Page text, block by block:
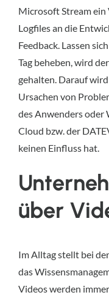
Microsoft Stream ein
Logfiles an die
Feedback. Lassen
Tag beheben, wird
gehalten. Darauf
Ursachen von
des Anwenders oder
Cloud bzw. der
keinen Einfluss hat.
über
Im Alltag stellt bei
das
Videos werden